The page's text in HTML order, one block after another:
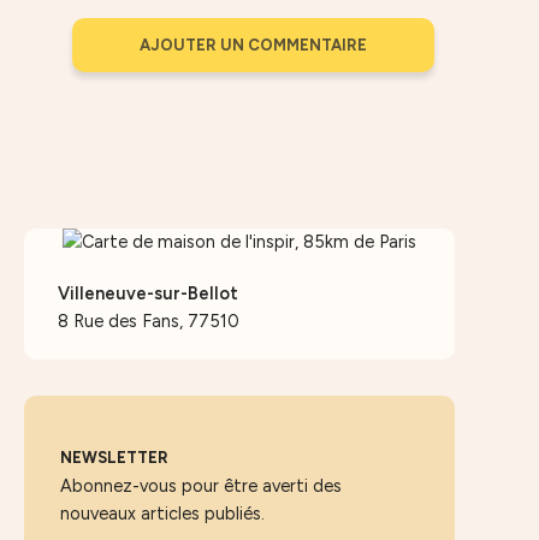
AJOUTER UN COMMENTAIRE
Villeneuve-sur-Bellot
8 Rue des Fans, 77510
NEWSLETTER
Abonnez-vous pour être averti des
nouveaux articles publiés.